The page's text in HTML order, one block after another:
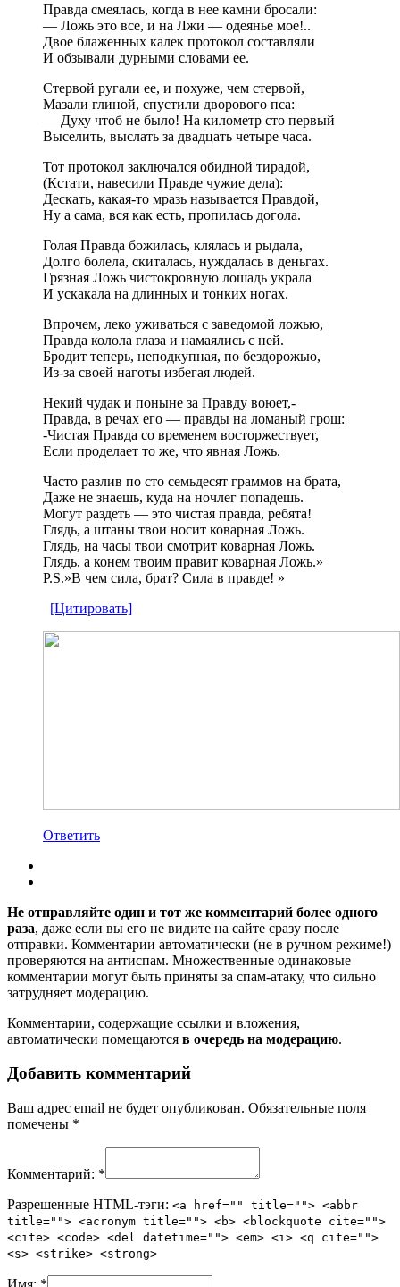
Правда смеялась, когда в нее камни бросали:
— Ложь это все, и на Лжи — одеянье мое!..
Двое блаженных калек протокол составляли
И обзывали дурными словами ее.
Стервой ругали ее, и похуже, чем стервой,
Мазали глиной, спустили дворового пса:
— Духу чтоб не было! На километр сто первый
Выселить, выслать за двадцать четыре часа.
Тот протокол заключался обидной тирадой,
(Кстати, навесили Правде чужие дела):
Дескать, какая-то мразь называется Правдой,
Ну а сама, вся как есть, пропилась догола.
Голая Правда божилась, клялась и рыдала,
Долго болела, скиталась, нуждалась в деньгах.
Грязная Ложь чистокровную лошадь украла
И ускакала на длинных и тонких ногах.
Впрочем, леко уживаться с заведомой ложью,
Правда колола глаза и намаялись с ней.
Бродит теперь, неподкупная, по бездорожью,
Из-за своей наготы избегая людей.
Некий чудак и поныне за Правду воюет,-
Правда, в речах его — правды на ломаный грош:
-Чистая Правда со временем восторжествует,
Если проделает то же, что явная Ложь.
Часто разлив по сто семьдесят граммов на брата,
Даже не знаешь, куда на ночлег попадешь.
Могут раздеть — это чистая правда, ребята!
Глядь, а штаны твои носит коварная Ложь.
Глядь, на часы твои смотрит коварная Ложь.
Глядь, а конем твоим правит коварная Ложь.»
P.S.»В чем сила, брат? Сила в правде! »
[Цитировать]
Ответить
Не отправляйте один и тот же комментарий более одного
раза, даже если вы его не видите на сайте сразу после
отправки. Комментарии автоматически (не в ручном режиме!)
проверяются на антиспам. Множественные одинаковые
комментарии могут быть приняты за спам-атаку, что сильно
затрудняет модерацию.
Комментарии, содержащие ссылки и вложения,
автоматически помещаются в очередь на модерацию.
Добавить комментарий
Ваш адрес email не будет опубликован. Обязательные поля
помечены *
Комментарий: *
Разрешенные HTML-тэги: <a href="" title=""> <abbr
title=""> <acronym title=""> <b> <blockquote cite="">
<cite> <code> <del datetime=""> <em> <i> <q cite="">
<s> <strike> <strong>
Имя: *